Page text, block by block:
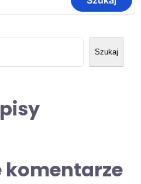
Szukaj
komentarze